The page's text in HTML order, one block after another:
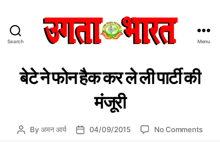
Search
ता
भा
त
:
हिं
दी
Menu
बेटे ने फोन हैक कर ले ली पार्टी की
मंजूरी
P Byअमन आर्य
P 04/09/2015 No Commentso